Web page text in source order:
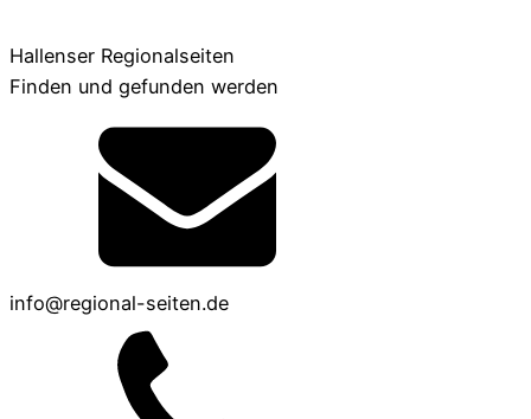
Hallenser Regionalseiten
Finden und gefunden werden
info@regional-seiten.de